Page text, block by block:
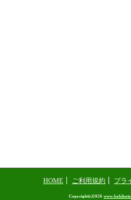
HOME ご利用規約 プラ
Copyright(c)2026